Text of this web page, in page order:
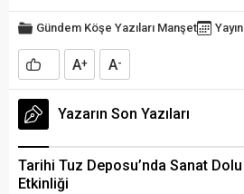
Gündem Köşe Yazıları Manşet
A+ A-
Yazarın Son Yazıları
Tarihi Tuz Deposu’nda Sanat Dolu
Etkinliği